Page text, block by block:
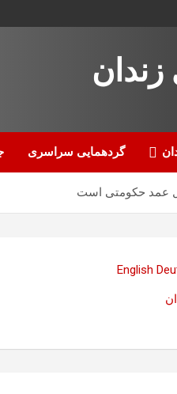
گردهمایی سراسری
عمد حکومتی است
English